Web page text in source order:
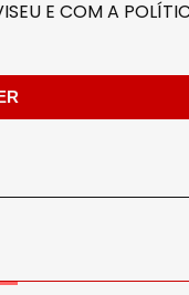
E COM A